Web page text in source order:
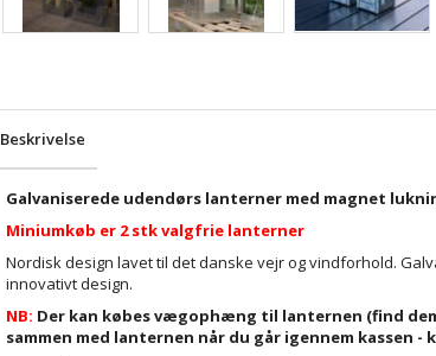
Beskrivelse
Galvaniserede udendørs lanterner med magnet
Miniumkøb er 2 stk valgfrie lanterner
Nordisk design lavet til det danske vejr og vindforhold.
innovativt design.
NB: Der kan købes vægophæng til lanternen (find
sammen med lanternen når du går igennem kassen